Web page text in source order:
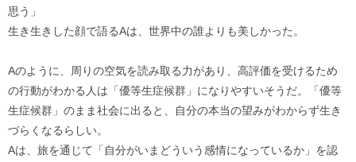
思う」
生き生きした顔で語るAは、世界中の誰よりも美しかった。
Aのように、周りの空気を読み取る力があり、高評価を受けるため
の行動がわかる人は「優等生症候群」になりやすいそうだ。「優等
生症候群」のまま社会に出ると、自分の本当の望みがわからず生き
づらくなるらしい。
Aは、旅を通じて「自分がいまどういう感情になっているか」を認